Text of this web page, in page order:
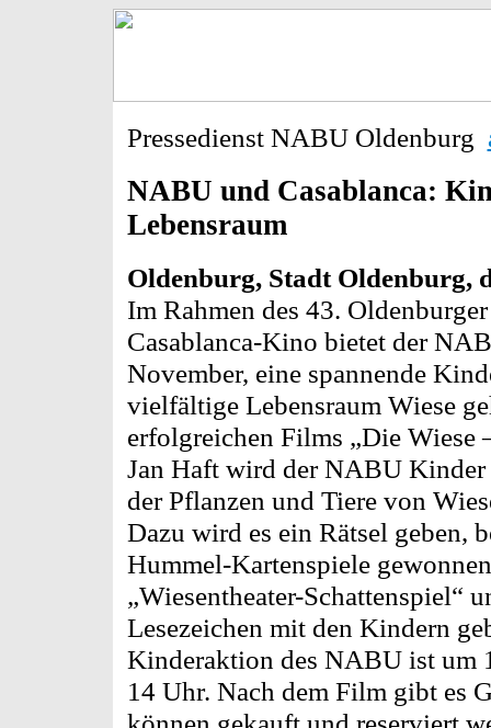
Pressedienst NABU Oldenburg
NABU und Casablanca:
Lebensraum
Oldenburg, Stadt Oldenburg,
Im Rahmen des 43.
Casablanca-Kino bietet der
November, eine spannende
vielfältige Lebensraum Wiese
erfolgreichen Films „Die Wiese
Jan Haft wird der NABU
der Pflanzen und Tiere von
Dazu wird es ein Rätsel geben,
Hummel-Kartenspiele
„Wiesentheater-Schattenspiel“
Lesezeichen mit den Kindern
Kinderaktion des NABU ist um
14 Uhr. Nach dem Film gibt es